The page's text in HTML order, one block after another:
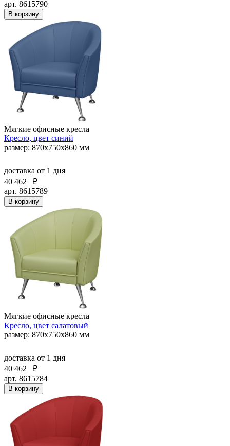
арт. 8615790
В корзину
Мягкие офисные кресла
Кресло, цвет синий
размер: 870х750х860 мм
доставка от 1 дня
40 462
₽
арт. 8615789
В корзину
Мягкие офисные кресла
Кресло, цвет салатовый
размер: 870х750х860 мм
доставка от 1 дня
40 462
₽
арт. 8615784
В корзину